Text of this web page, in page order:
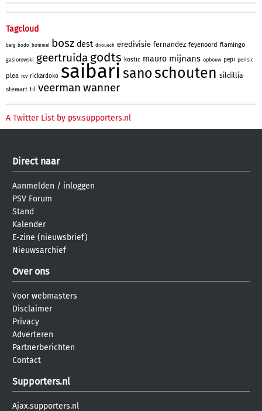
Tagcloud
berg bodo bommel bosz dest driouech eredivisie fernandez feyenoord flamingo
gasiorowski geertruida godts kostic mauro mijnans opbouw pepi perisic
plea rcv rickardoko saibari sanoschouten sildillia
stewart til veerman wanner
A Twitter List by psv.supporters.nl
Direct naar
Aanmelden / inloggen
PSV Forum
Stand
Kalender
E-zine (nieuwsbrief)
Nieuwsarchief
Over ons
Voor webmasters
Disclaimer
Privacy
Adverteren
Partnerberichten
Contact
Supporters.nl
Ajax.supporters.nl